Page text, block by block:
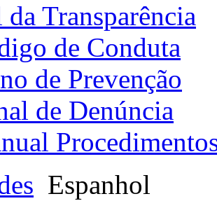
da Transparência
de Conduta
de Prevenção
de Denúncia
Espanhol